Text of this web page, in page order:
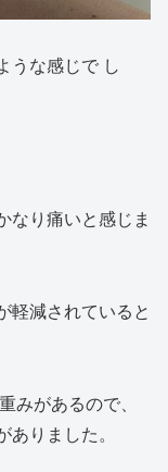
うな感じで し
なり痛いと感じま
軽減されていると
みがあるので、
ありました。